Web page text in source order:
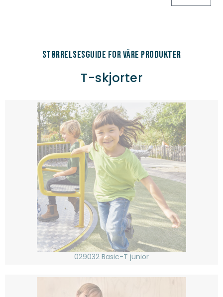
Størrelsesguide for våre produkter
T-skjorter
029032 Basic-T junior